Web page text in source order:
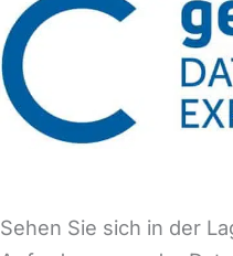
Sehen Sie sich in der